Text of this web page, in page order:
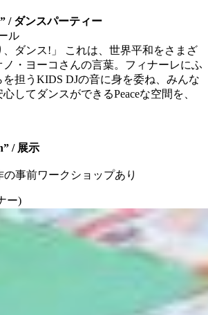
/ ダンスパーティー
ル
、ダンス!」 これは、世界平和をさまざ
ノ・ヨーコさんの言葉。フィナーレにふ
担うKIDS DJの音に身を委ね、みんな
してダンスができるPeaceな空間を、
/ 展示
事前ワークショップあり
ー)